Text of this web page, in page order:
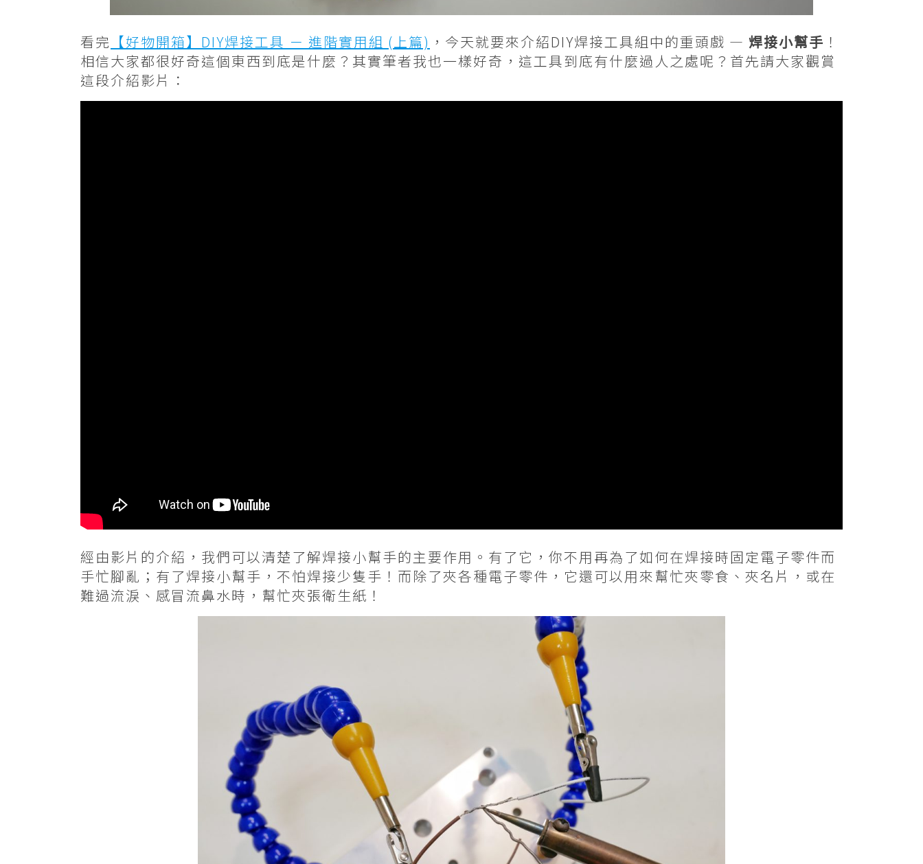
看完 【好物開箱】DIY焊接工具 － 進階實用組 (上篇) ，今天就要來介紹DIY焊接工具組中的重頭戲 — 焊接小幫手 ！
相信大家都很好奇這個東西到底是什麼？其實筆者我也一樣好奇，這工具到底有什麼過人之處呢？首先請大家觀賞
這段介紹影片：
經由影片的介紹，我們可以清楚了解焊接小幫手的主要作用。有了它，你不用再為了如何在焊接時固定電子零件而
手忙腳亂；有了焊接小幫手，不怕焊接少隻手！而除了夾各種電子零件，它還可以用來幫忙夾零食、夾名片，或在
難過流淚、感冒流鼻水時，幫忙夾張衛生紙！